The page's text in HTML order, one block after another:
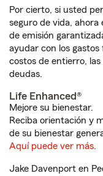
Por cierto, si usted
seguro de vida, ahora
de emisión
ayudar con los
costos de entierro,
deudas.
Life Enhanced®
Mejore su bienestar.
Reciba orientación y
de su bienestar
Aquí puede ver más.
Jake Davenport en